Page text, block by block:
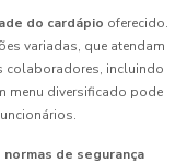
do cardápio oferecido.
variadas, que atendam
colaboradores, incluindo
menu diversificado pode
normas de segurança